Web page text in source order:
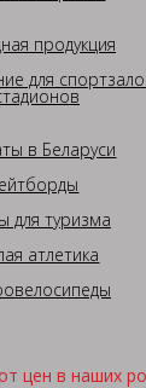
продукция
для
в Беларуси
для туризма
атлетика
цен в наших